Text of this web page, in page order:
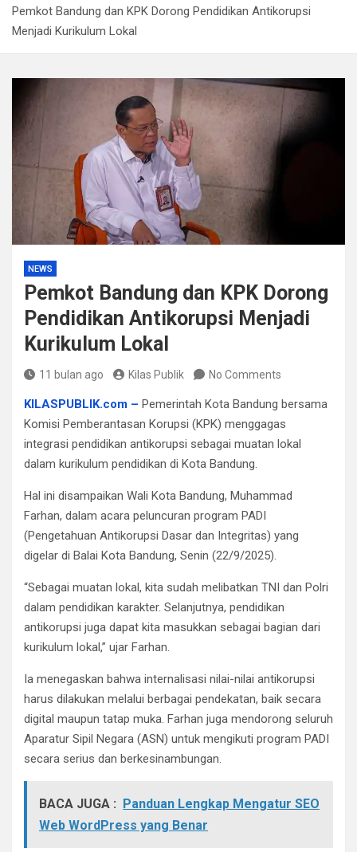
Kapolda Sumsel Tekankan Tiga Langkah Cegah
Kejahatan Siber Lewat Program Paham AI
Satpol PP Bandung Tertibkan 645 Bangunan Liar dalam
Polisi Bongkar Dugaan Peredaran Sabu di Bengkulu,
Puluhan Gram Narkotika Disita
Kurir Ganja Ditangkap, Puluhan Paket Digagalkan Polisi
di Pasaman Barat
Pemkot Bandung dan KPK Dorong Pendidikan Antikorupsi
Menjadi Kurikulum Lokal
NEWS
Pemkot Bandung dan KPK Dorong
Pendidikan Antikorupsi Menjadi
Kurikulum Lokal
11 bulan ago Kilas Publik No Comments
KILASPUBLIK.com – Pemerintah Kota Bandung bersama
Komisi Pemberantasan Korupsi (KPK) menggagas
integrasi pendidikan antikorupsi sebagai muatan lokal
dalam kurikulum pendidikan di Kota Bandung.
Hal ini disampaikan Wali Kota Bandung, Muhammad
Farhan, dalam acara peluncuran program PADI
(Pengetahuan Antikorupsi Dasar dan Integritas) yang
digelar di Balai Kota Bandung, Senin (22/9/2025).
“Sebagai muatan lokal, kita sudah melibatkan TNI dan Polri
dalam pendidikan karakter. Selanjutnya, pendidikan
antikorupsi juga dapat kita masukkan sebagai bagian dari
kurikulum lokal,” ujar Farhan.
Ia menegaskan bahwa internalisasi nilai-nilai antikorupsi
harus dilakukan melalui berbagai pendekatan, baik secara
digital maupun tatap muka. Farhan juga mendorong seluruh
Aparatur Sipil Negara (ASN) untuk mengikuti program PADI
secara serius dan berkesinambungan.
BACA JUGA : Panduan Lengkap Mengatur SEO
Web WordPress yang Benar